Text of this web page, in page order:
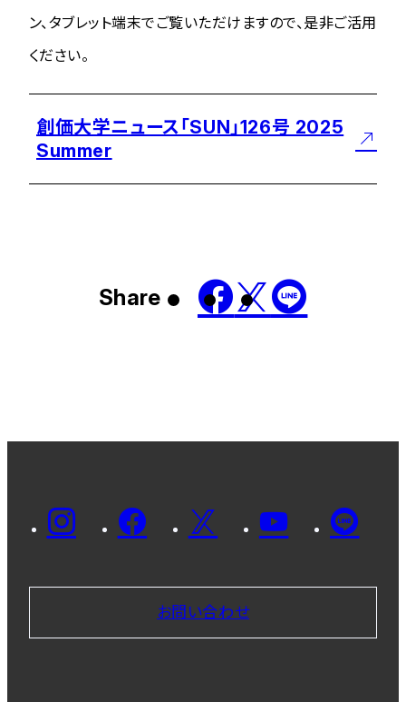
ン、タブレット端末でご覧いただけますので、是非ご活用
ください。
創価大学ニュース「SUN」126号 2025
Summer
Share
お問い合わせ